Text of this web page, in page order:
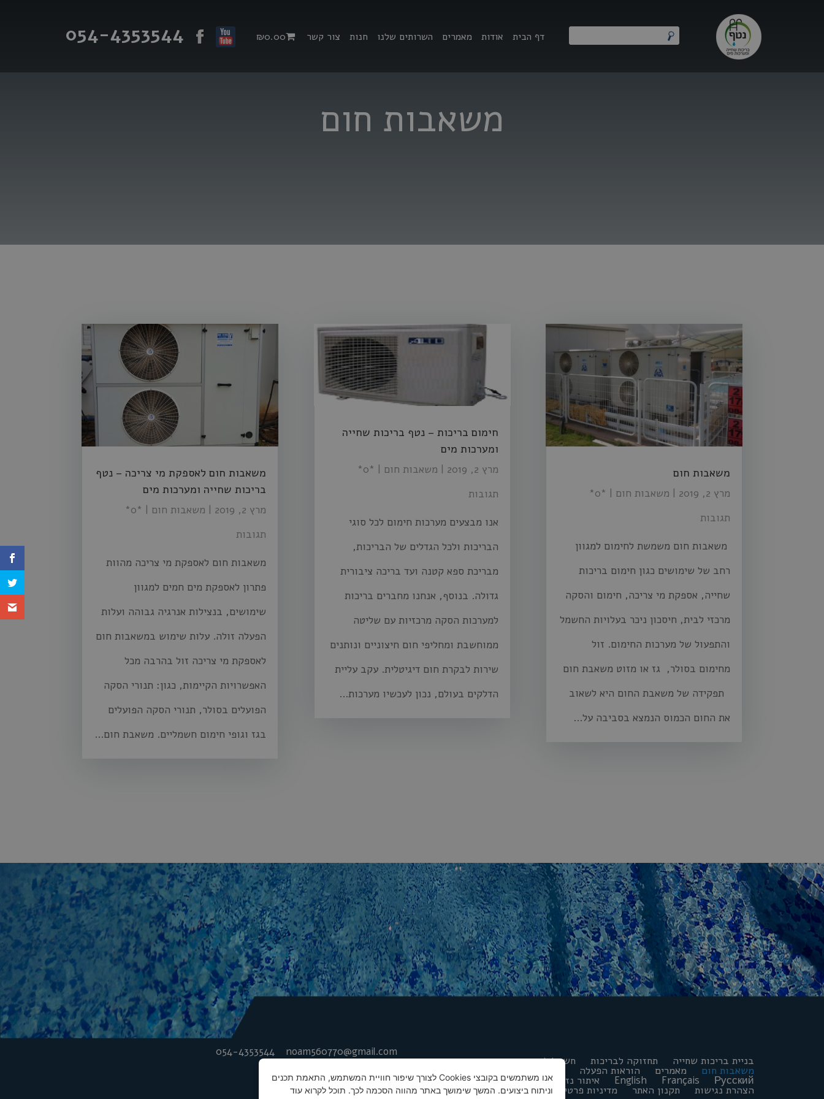
אנו משתמשים בקובצי Cookies לצורך שיפור חוויית המשתמש, התאמת תכנים
וניתוח ביצועים. המשך שימושך באתר מהווה הסכמה לכך. תוכל לקרוא עוד
דף הבית אודות מאמרים השרותים שלנו חנות צור קשר ₪0.00
054-4353544
משאבות חום
משאבות חום
מרץ 2, 2019 | משאבות חום
| ‏*0*
תגובות
משאבות חום משמשת לחימום למגוון
רחב של שימושים כגון חימום בריכות
שחייה, אספקת מי צריכה, חימום והסקה
מרכזי לבית, חיסכון ניכר בעלויות החשמל
והתפעול של מערכות החימום. זול
מחימום בסולר, גז או מזוט משאבת חום
תפקידה של משאבת החום היא לשאוב
את החום הכמוס הנמצא בסביבה על...
חימום בריכות – נטף בריכות שחייה
ומערכות מים
מרץ 2, 2019 | משאבות חום
| ‏*0*
תגובות
אנו מבצעים מערכות חימום לכל סוגי
הבריכות ולכל הגדלים של הבריכות,
מבריכת ספא קטנה ועד בריכה ציבורית
גדולה. בנוסף, אנחנו מחברים בריכות
למערכות הסקה מרכזיות עם שליטה
ממוחשבת ומחליפי חום חיצוניים ונותנים
שירות לבקרת חום דיגיטלית. עקב עליית
הדלקים בעולם, נכון לעכשיו מערכות...
משאבות חום לאספקת מי צריכה – נטף
בריכות שחייה ומערכות מים
מרץ 2, 2019 | משאבות חום
| ‏*0*
תגובות
משאבות חום לאספקת מי צריכה מהוות
פתרון לאספקת מים חמים למגוון
שימושים, בנצילות אנרגיה גבוהה ועלות
הפעלה זולה. עלות שימוש במשאבות חום
לאספקת מי צריכה זול בהרבה מכל
האפשרויות הקיימות, כגון: תנורי הסקה
הפועלים בסולר, תנורי הסקה הפועלים
בגז וגופי חימום חשמליים. משאבת חום...
noam560770@gmail.com
054-4353544
בניית בריכות שחייה תחזוקה לבריכות חשמל לבריכות שחייה
משאבות חום מאמרים הוראות הפעלה אלבומים
Русский
Français
English איתור נזילות מפת אתר
הצהרת נגישות תקנון האתר מדיניות פרטיות ביטול עסקה